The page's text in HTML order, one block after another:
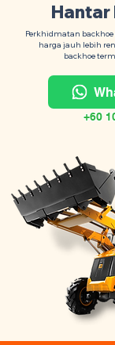
Hantar
Perkhidmatan
harga jauh lebih
backhoe
+60